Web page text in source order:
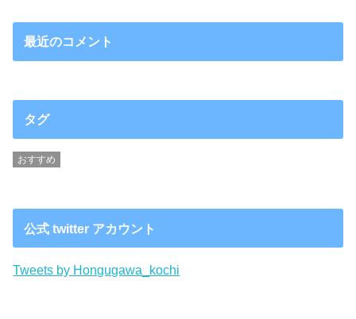
最近のコメント
タグ
おすすめ
公式 twitter アカウント
Tweets by Hongugawa_kochi